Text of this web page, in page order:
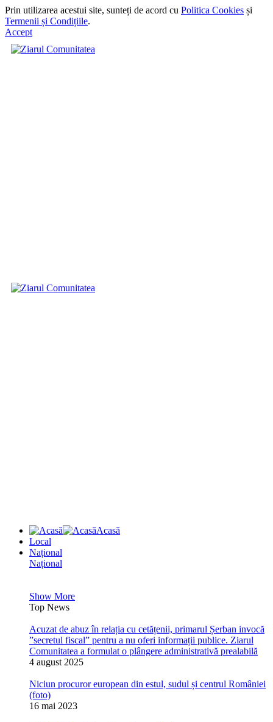
Prin utilizarea acestui site, sunteți de acord cu Politica Cookies și
Termenii și Condițiile.
Accept
Acasă
Local
Național
Național
Show More
Top News
Acuzat de abuz în relația cu cetățenii, primarul Șerban invocă
”secretul fiscal” pentru a nu oferi informații publice. Ziarul
Comunitatea a formulat o plângere administrativă prealabilă
4 august 2025
Niciun procuror european din estul, sudul și centrul României
(foto)
16 mai 2023